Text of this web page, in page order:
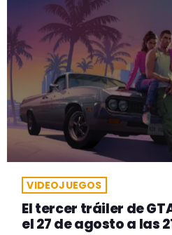
VIDEOJUEGOS
El tercer tráiler de
el 27 de agosto a las